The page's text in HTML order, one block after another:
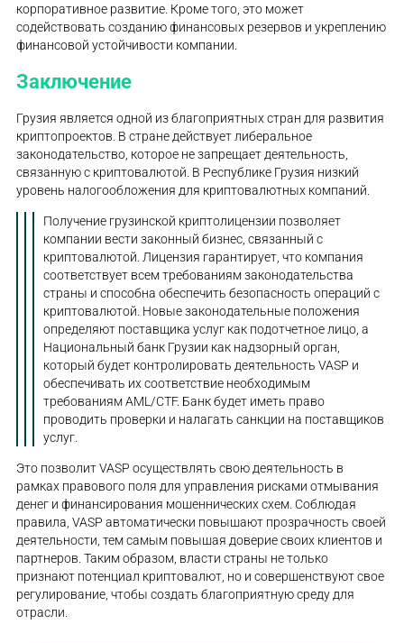
корпоративное развитие. Кроме того, это может
содействовать созданию финансовых резервов и укреплению
финансовой устойчивости компании.
Заключение
Грузия является одной из благоприятных стран для развития
криптопроектов. В стране действует либеральное
законодательство, которое не запрещает деятельность,
связанную с криптовалютой. В Республике Грузия низкий
уровень налогообложения для криптовалютных компаний.
Получение грузинской криптолицензии позволяет
компании вести законный бизнес, связанный с
криптовалютой. Лицензия гарантирует, что компания
соответствует всем требованиям законодательства
страны и способна обеспечить безопасность операций с
криптовалютой. Новые законодательные положения
определяют поставщика услуг как подотчетное лицо, а
Национальный банк Грузии как надзорный орган,
который будет контролировать деятельность VASP и
обеспечивать их соответствие необходимым
требованиям AML/CTF. Банк будет иметь право
проводить проверки и налагать санкции на поставщиков
услуг.
Это позволит VASP осуществлять свою деятельность в
рамках правового поля для управления рисками отмывания
денег и финансирования мошеннических схем. Соблюдая
правила, VASP автоматически повышают прозрачность своей
деятельности, тем самым повышая доверие своих клиентов и
партнеров. Таким образом, власти страны не только
признают потенциал криптовалют, но и совершенствуют свое
регулирование, чтобы создать благоприятную среду для
отрасли.